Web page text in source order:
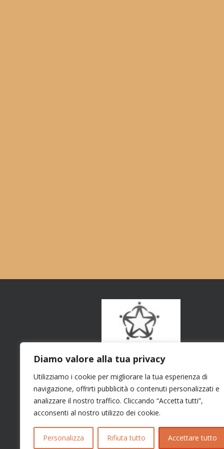
Diamo valore alla tua privacy
Utilizziamo i cookie per migliorare la tua esperienza di
navigazione, offrirti pubblicità o contenuti personalizzati e
analizzare il nostro traffico. Cliccando “Accetta tutti”,
acconsenti al nostro utilizzo dei cookie.
Personalizza Rifiuta tutto Accettare tutto